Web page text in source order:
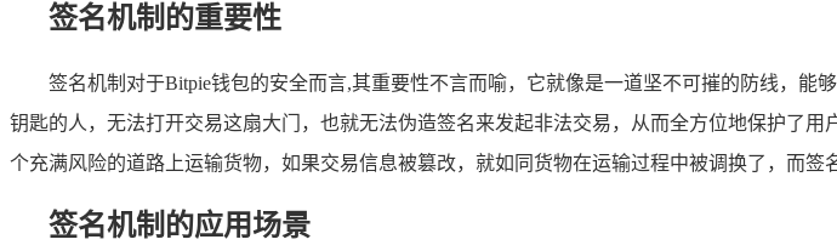
签名机制的重要性
签名机制对于Bitpie钱包的安全而言,其重要性不言而喻，它就像是一道坚不可摧的防线，
钥匙的人，无法打开交易这扇大门，也就无法伪造签名来发起非法交易，从而全方位地保护了
个充满风险的道路上运输货物，如果交易信息被篡改，就如同货物在运输过程中被调换了，而
签名机制的应用场景